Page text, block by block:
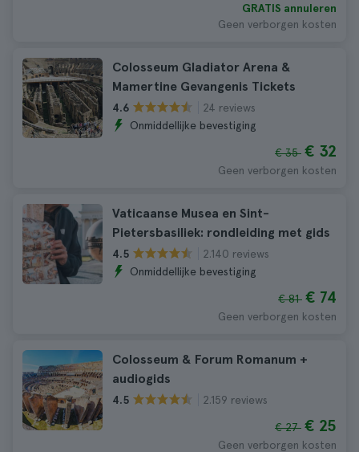
GRATIS annuleren
Geen verborgen kosten
Colosseum Gladiator Arena &
Mamertine Gevangenis Tickets
4.6
24 reviews
Onmiddellijke bevestiging
€ 35 € 32
Geen verborgen kosten
Vaticaanse Musea en Sint-
Pietersbasiliek: rondleiding met gids
4.5
2.140 reviews
Onmiddellijke bevestiging
€ 81 € 74
Geen verborgen kosten
Colosseum & Forum Romanum +
audiogids
4.5 2.159 reviews
€ 27 € 25
Geen verborgen kosten